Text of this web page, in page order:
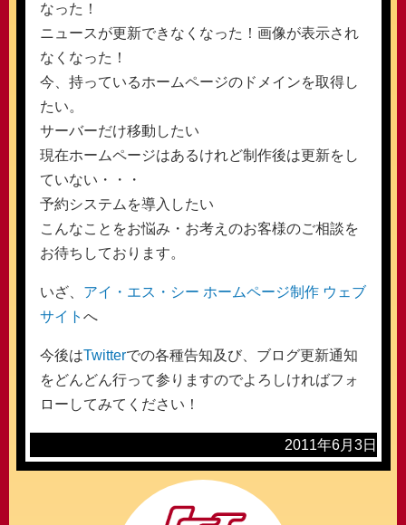
なった！
ニュースが更新できなくなった！画像が表示され
なくなった！
今、持っているホームページのドメインを取得し
たい。
サーバーだけ移動したい
現在ホームページはあるけれど制作後は更新をし
ていない・・・
予約システムを導入したい
こんなことをお悩み・お考えのお客様のご相談を
お待ちしております。
いざ、 アイ・エス・シー ホームページ制作 ウェブ
サイト へ
今後はTwitterでの各種告知及び、ブログ更新通知
をどんどん行って参りますのでよろしければフォ
ローしてみてください！
2011年6月3日